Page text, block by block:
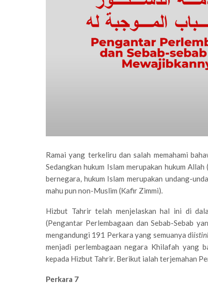
Ramai yang terkeliru dan salah memahami
Sedangkan hukum Islam merupakan hukum
bernegara, hukum Islam merupakan undang-
mahu pun non-Muslim (Kafir Zimmi).
Hizbut Tahrir telah menjelaskan hal ini di
(Pengantar Perlembagaan dan Sebab-Sebab
mengandungi 191 Perkara yang semuanya di
menjadi perlembagaan negara Khilafah yang
kepada Hizbut Tahrir. Berikut ialah terjemahan
Perkara 7